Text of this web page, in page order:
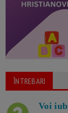
ÎNTREBARI
Voi